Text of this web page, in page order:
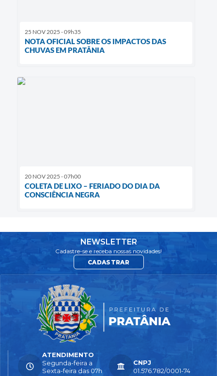
25 NOV 2025 - 09h35
NOTA OFICIAL SOBRE OS IMPACTOS DAS
CHUVAS EM PRATÂNIA
20 NOV 2025 - 07h00
COLETA DE LIXO – FERIADO DO DIA DA
CONSCIÊNCIA NEGRA
NEWSLETTER
Cadastre-se e receba nossas novidades!
CADASTRAR
ATENDIMENTO
Segunda-feira a
Sexta-feira das 07h
CNPJ
01.576.782/0001-74